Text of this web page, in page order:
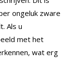
ongeluk zware
Als u
met het
wat erg